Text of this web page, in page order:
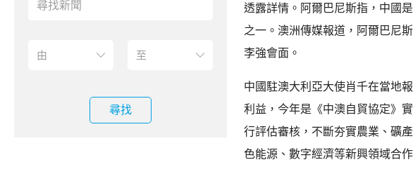
尋找
透露詳情。阿爾巴尼斯指，中國
之一。澳洲傳媒報道，阿爾巴尼
李強會面。
中國駐澳大利亞大使肖千在當地
利益，今年是《中澳自貿協定》
行評估審核，不斷夯實農業、礦
色能源、數字經濟等新興領域合